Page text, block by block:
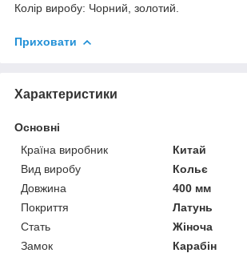
Колір виробу: Чорний, золотий.
Приховати
Характеристики
Основні
Країна виробник
Китай
Вид виробу
Кольє
Довжина
400 мм
Покриття
Латунь
Стать
Жіноча
Замок
Карабін